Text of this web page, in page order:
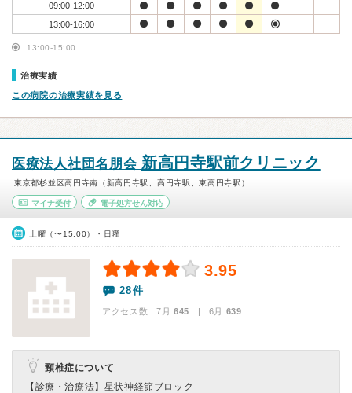
09:00-12:00
13:00-16:00
13:00-15:00
治療実績
この病院の治療実績を見る
医療法人社団名朋会 新高円寺駅前クリニック
東京都杉並区高円寺南（新高円寺駅、高円寺駅、東高円寺駅）
マイナ受付 電子処方せん対応
土曜（〜15:00）・日曜
3.95
28件
アクセス数 7月:645 | 6月:639
頸椎症について
【診療・治療法】 星状神経節ブロック